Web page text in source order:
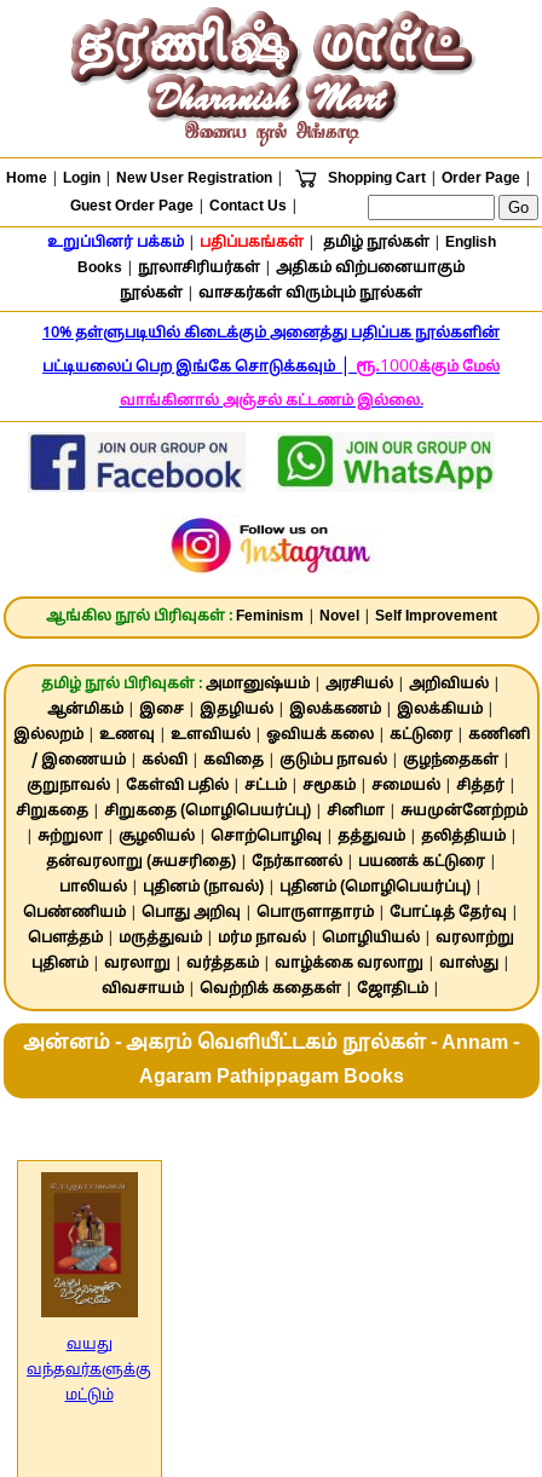
Home Login New User Registration Shopping Cart Order Page
Guest Order Page| Contact Us
உறுப்பினர் பக்கம்| பதிப்பகங்கள்| தமிழ் நூல்கள்| English
Books
நூலாசிரியர்கள்| அதிகம் விற்பனையாகும்
நூல்கள்| வாசகர்கள் விரும்பும் நூல்கள்
10% தள்ளுபடியில் கிடைக்கும் அனைத்து பதிப்பக நூல்களின்
பட்டியலைப் பெற இங்கே சொடுக்கவும்|ரூ.1000க்கும் மேல்
வாங்கினால் அஞ்சல் கட்டணம் இல்லை.
ஆங்கில நூல் பிரிவுகள் : Feminism Novel| Self Improvement
தமிழ் நூல் பிரிவுகள் : அமானுஷ்யம் அரசியல் அறிவியல்
ஆன்மிகம்
இசை இதழியல் இலக்கணம் இலக்கியம்
இல்லறம்| உணவு உளவியல்| ஓவியக் கலை| கட்டுரை| கணினி
/ இணையம்
கல்வி கவிதை குடும்ப நாவல் குழந்தைகள்|
குறுநாவல்| கேள்வி பதில்| சட்டம்| சமூகம்| சமையல்| சித்தர்|
சிறுகதை| சிறுகதை (மொழிபெயர்ப்பு)| சினிமா| சுயமுன்னேற்றம்
சுற்றுலா| சூழலியல்| சொற்பொழிவு தத்துவம்| தலித்தியம்|
தன்வரலாறு (சுயசரிதை)| நேர்காணல்| பயணக் கட்டுரை|
பாலியல்
புதினம் (நாவல்) புதினம் (மொழிபெயர்ப்பு)
பெண்ணியம்
பொது அறிவு பொருளாதாரம் போட்டித் தேர்வு
பௌத்தம்
மருத்துவம் மர்ம நாவல் மொழியியல்
வரலாற்று
புதினம்
வரலாறு வர்த்தகம் வாழ்க்கை வரலாறு வாஸ்து
விவசாயம்
வெற்றிக் கதைகள்| ஜோதிடம்
அன்னம் - அகரம் வெளியீட்டகம் நூல்கள் - Annam -
Agaram Pathippagam Books
வயது
வந்தவர்களுக்கு
மட்டும்